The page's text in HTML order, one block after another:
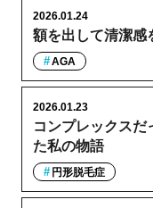
額を出して清潔感
2026.01.24
AGA
コンプレックスだ
た私の物語
2026.01.23
円形脱毛症